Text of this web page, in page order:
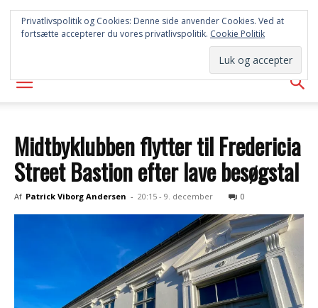
SYD
AVISEN
Midtbyklubben flytter til Fredericia
Street Bastion efter lave besøgstal
Af Patrick Viborg Andersen - 20:15 - 9. december 0
Privatlivspolitik og Cookies: Denne side anvender Cookies. Ved at
fortsætte accepterer du vores privatlivspolitik. Cookie Politik